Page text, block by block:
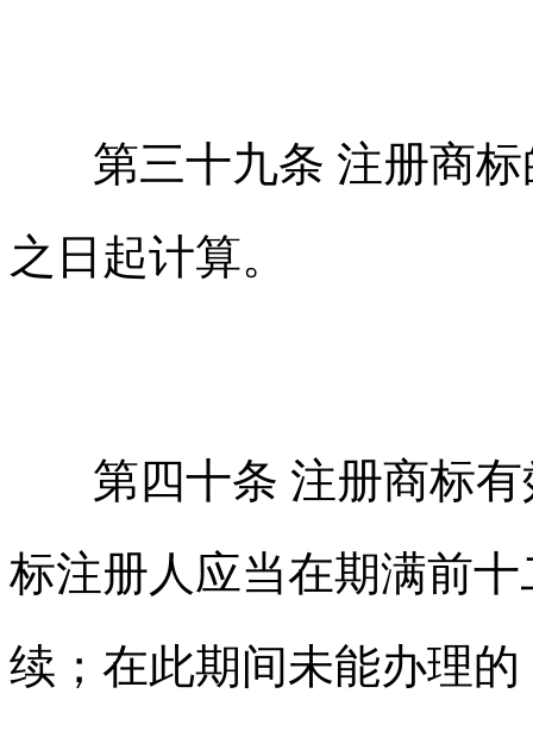
第三十九条 注册商标
之日起计算。
第四十条 注册商标有
标注册人应当在期满前
续；在此期间未能办理